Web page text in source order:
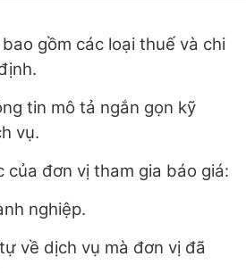
gồm các loại thuế và chi
tin mô tả ngắn gọn kỹ
vụ.
của đơn vị tham gia báo giá:
nghiệp.
về dịch vụ mà đơn vị đã